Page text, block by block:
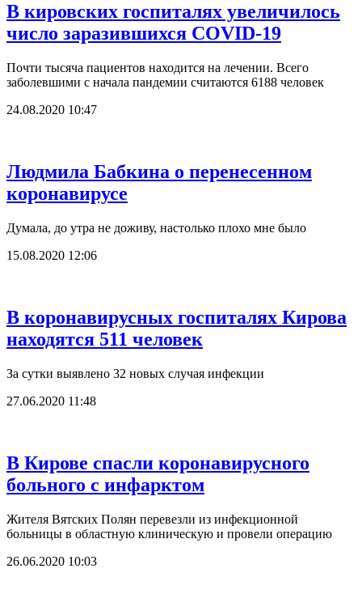
В кировских госпиталях увеличилось
число заразившихся COVID-19
Почти тысяча пациентов находится на лечении. Всего
заболевшими с начала пандемии считаются 6188 человек
24.08.2020 10:47
Людмила Бабкина о перенесенном
коронавирусе
Думала, до утра не доживу, настолько плохо мне было
15.08.2020 12:06
В коронавирусных госпиталях Кирова
находятся 511 человек
За сутки выявлено 32 новых случая инфекции
27.06.2020 11:48
В Кирове спасли коронавирусного
больного с инфарктом
Жителя Вятских Полян перевезли из инфекционной
больницы в областную клиническую и провели операцию
26.06.2020 10:03